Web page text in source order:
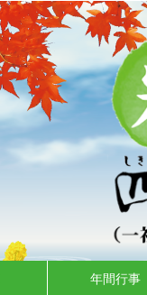
年間行事